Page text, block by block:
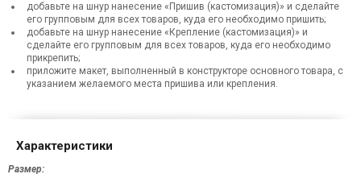
добавьте на шнур нанесение «Пришив (кастомизация)» и сделайте
его групповым для всех товаров, куда его необходимо пришить;
добавьте на шнур нанесение «Крепление (кастомизация)» и
сделайте его групповым для всех товаров, куда его необходимо
прикрепить;
приложите макет, выполненный в конструкторе основного товара, с
указанием желаемого места пришива или крепления.
Характеристики
Размер: